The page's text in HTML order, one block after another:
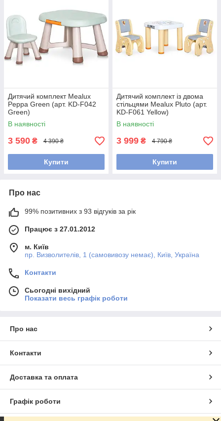
Дитячий комплект Mealux
Peppa Green (арт. KD-F042
Green)
В наявності
3 590 ₴ 4 390 ₴
Купити
Дитячий комплект із двома
стільцями Mealux Pluto (арт.
KD-F061 Yellow)
В наявності
3 999 ₴ 4 790 ₴
Купити
Про нас
99% позитивних з 93 відгуків за рік
Працює з 27.01.2012
м. Київ
пр. Визволителів, 1 (самовивозу немає), Київ, Україна
Контакти
Сьогодні вихідний
Показати весь графік роботи
Про нас
Контакти
Доставка та оплата
Графік роботи